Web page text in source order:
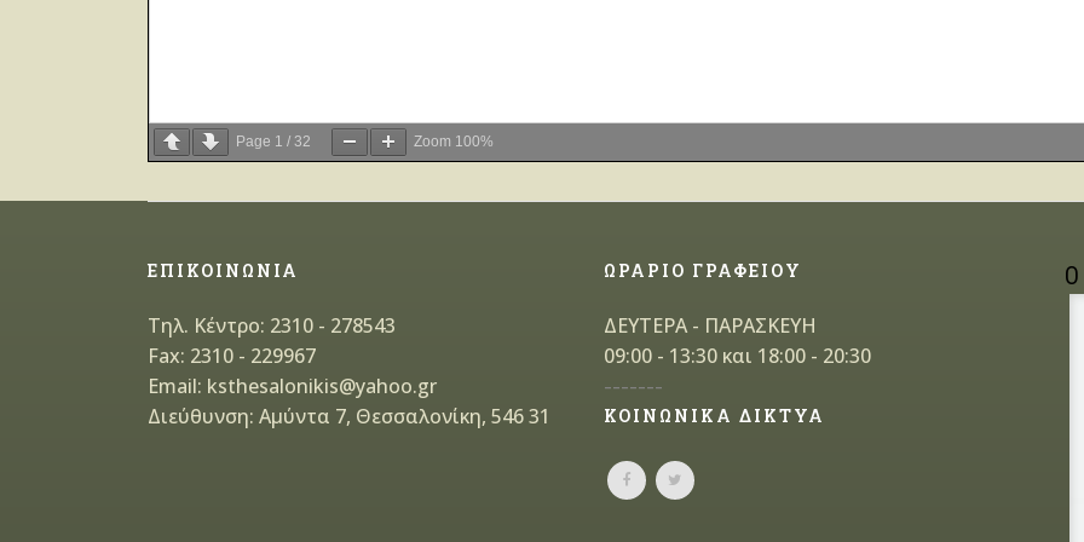
Page 1 / 32 Zoom 100%
ΕΠΙΚΟΙΝΩΝΙΑ
Τηλ. Κέντρο: 2310 - 278543
Fax: 2310 - 229967
Email: ksthesalonikis@yahoo.gr
Διεύθυνση: Αμύντα 7, Θεσσαλονίκη, 546 31
ΩΡΑΡΙΟ ΓΡΑΦΕΙΟΥ
ΔΕΥΤΕΡΑ - ΠΑΡΑΣΚΕΥΗ
09:00 - 13:30 και 18:00 - 20:30
-------
ΚΟΙΝΩΝΙΚΑ ΔΙΚΤΥΑ